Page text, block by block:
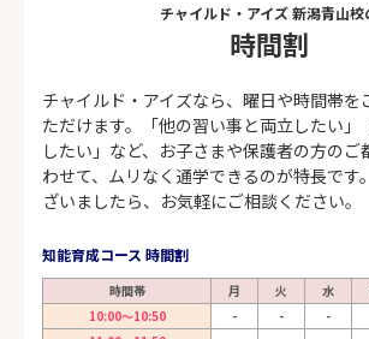
チャイルド・アイズ 新潟青山校
時間割
チャイルド・アイズなら、曜日や時間帯を
ただけます。「他の習い事と両立したい」
したい」など、お子さまや保護者の方のご
わせて、ムリなく通学できるのが特長です
ざいましたら、お気軽にご相談ください。
知能育成コース 時間割
時間帯 月 火 水
10:00～10:50
- - -